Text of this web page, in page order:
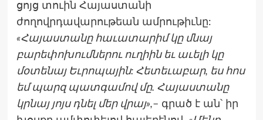
ցոյց տուին Հայաստանի
ժողովրդավարութեան ամրութիւնը:
«Հայաստանը հաւատարիմ կը մնայ
բարեփոխումներու ուղիին եւ աւելի կը
մօտենայ Եւրոպային: Հետեւաբար, ես հոս
եմ պարզ պատգամով մը. Հայաստանը
կրնայ յոյս դնել մեր վրայ»,– գրած է ան՝ իր